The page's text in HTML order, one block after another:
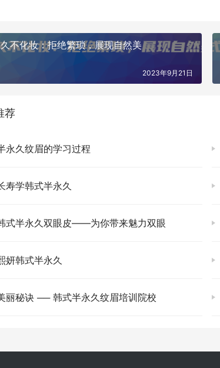
不化妆：拒绝繁琐，展现自然美
2023年9月21日
荐
永久纹眉的学习过程
寿学韩式半永久
式半永久双眼皮——为你带来魅力双眼
妍韩式半永久
丽秘诀 ── 韩式半永久纹眉培训院校